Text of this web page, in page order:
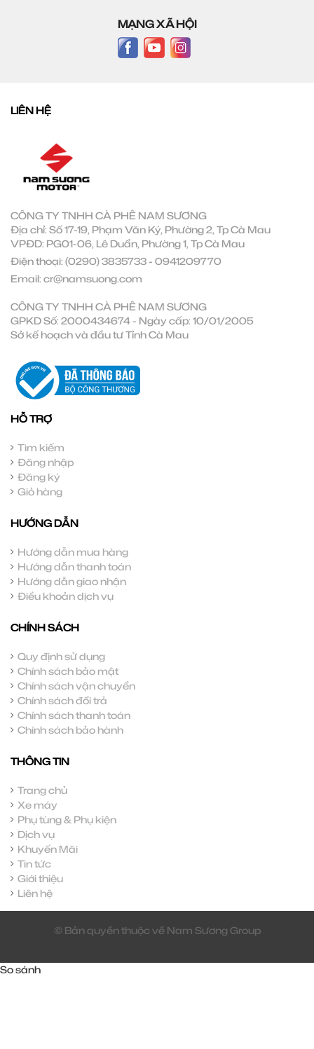
MẠNG XÃ HỘI
LIÊN HỆ
CÔNG TY TNHH CÀ PHÊ NAM SƯƠNG
Địa chỉ: Số 17-19, Phạm Văn Ký, Phường 2, Tp Cà Mau
VPĐD: PG01-06, Lê Duẩn, Phường 1, Tp Cà Mau
Điện thoại: (0290) 3835733- 0941209770
Email: cr@namsuong.com
CÔNG TY TNHH CÀ PHÊ NAM SƯƠNG
GPKD Số: 2000434674 - Ngày cấp: 10/01/2005
Sở kế hoạch và đầu tư Tỉnh Cà Mau
HỖ TRỢ
Tìm kiếm
Đăng nhập
Đăng ký
Giỏ hàng
HƯỚNG DẪN
Hướng dẫn mua hàng
Hướng dẫn thanh toán
Hướng dẫn giao nhận
Điều khoản dịch vụ
CHÍNH SÁCH
Quy định sử dụng
Chính sách bảo mật
Chính sách vận chuyển
Chính sách đổi trả
Chính sách thanh toán
Chính sách bảo hành
THÔNG TIN
Trang chủ
Xe máy
Phụ tùng & Phụ kiện
Dịch vụ
Khuyến Mãi
Tin tức
Giới thiệu
Liên hệ
© Bản quyền thuộc về Nam Sương Group
So sánh